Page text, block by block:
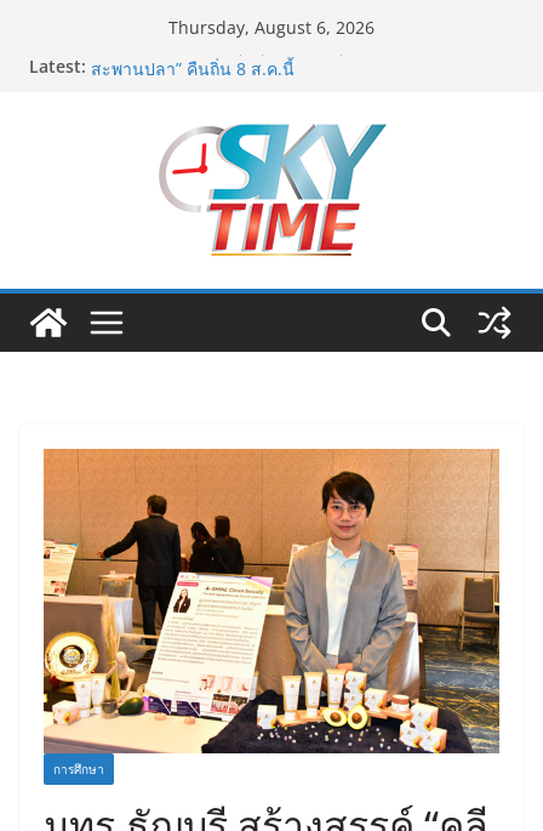
Thursday, August 6, 2026
Latest: อดีตแข้งดังทีมชาติ ยุคบุกเบิก “วัดสุทธิฯ”รวมพลงาน “สิงห์
สตาร์ทวันนี้ Franchise Expo Thailand & TESE 2026 วัน
ที่ 6-9 ส.ค.69 ฮอลล์ 6-8 เมืองทองธานีพบทัพธุรกิจ&แฟรน
ไชส์ ซัพพลายเออร์สินค้า เติมรายได้ช่วยเศรษฐกิจไทย ลด
ใหญ่กว่า 250 บูธ คาดเงินสะพัด 220 ลบ.
ฟุตซอลไทย เสมอ เวียดนาม 3-3 ลุ้นคว้าแชมป์คอนติเน
นทัล 2026 นัดสุดท้าย
มูลนิธิกองทุนนิยมไทย จับมือ กระทรวงวัฒนธรรม แถลง
เปิดตัวโครงการ ประกวดอัตลักษณ์อาหารภูมิภาค “รสถิ่น
ไทย” เฟ้นหาเมนูต้นตำรับ 4 ภูมิภาค ดัน Soft Power สู่
การศึกษา